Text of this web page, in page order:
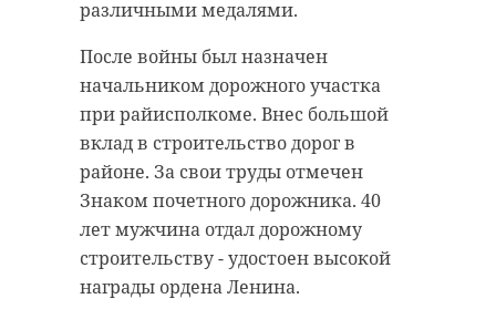
различными медалями.
После войны был назначен
начальником дорожного участка
при райисполкоме. Внес большой
вклад в строительство дорог в
районе. За свои труды отмечен
Знаком почетного дорожника. 40
лет мужчина отдал дорожному
строительству - удостоен высокой
награды ордена Ленина.
Добровольцы предварительно
ветеранами, историческому
просвещению и логистике
мероприятия. Особое внимание
уделят помощи иностранным
делегациям и журналистам.
Как отметила председатель
Центрального штаба движения
Ольга Занко, в этом году слет -
соболезнования всем родным и